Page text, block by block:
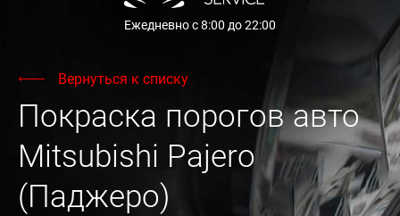
Ежедневно с 8:00 до 22:00
Вернуться к списку
Покраска порогов авто
Mitsubishi Pajero
(Паджеро)